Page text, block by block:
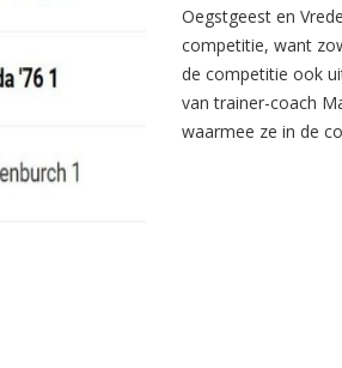
Oegstgeest en
competitie, want
de competitie ook
van trainer-coach
waarmee ze in de